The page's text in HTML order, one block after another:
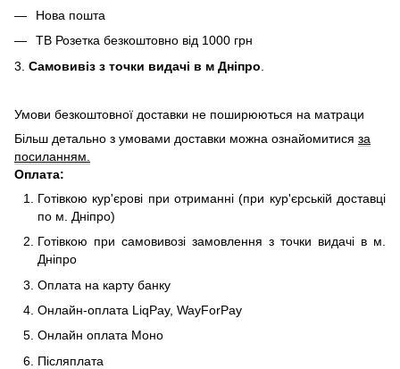
Нова пошта
ТВ Розетка безкоштовно від 1000 грн
3. Самовивіз з точки видачі в м Дніпро
Умови безкоштовної доставки не поширюються на матраци
Більш детально з умовами доставки можна ознайомитися за
посиланням.
Оплата:
Готівкою кур'єрові при отриманні (при кур'єрській доставці
по м. Дніпро)
Готівкою при самовивозі замовлення з точки видачі в м.
Дніпро
Оплата на карту банку
Онлайн-оплата LiqPay, WayForPay
Онлайн оплата Моно
Післяплата